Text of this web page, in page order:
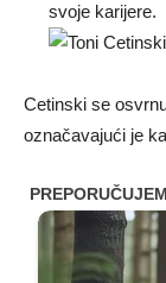
svoje karijere.
Cetinski se
označavajući je